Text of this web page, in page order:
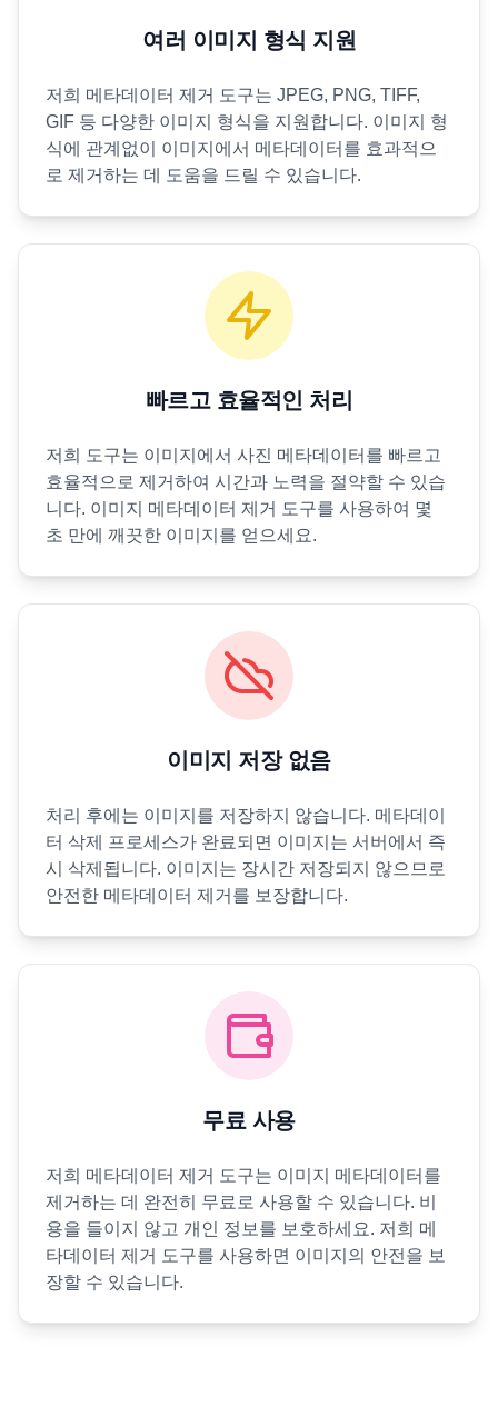
여러 이미지 형식 지원
저희 메타데이터 제거 도구는 JPEG, PNG, TIFF,
GIF 등 다양한 이미지 형식을 지원합니다. 이미지 형
식에 관계없이 이미지에서 메타데이터를 효과적으
로 제거하는 데 도움을 드릴 수 있습니다.
빠르고 효율적인 처리
저희 도구는 이미지에서 사진 메타데이터를 빠르고
효율적으로 제거하여 시간과 노력을 절약할 수 있습
니다. 이미지 메타데이터 제거 도구를 사용하여 몇
초 만에 깨끗한 이미지를 얻으세요.
이미지 저장 없음
처리 후에는 이미지를 저장하지 않습니다. 메타데이
터 삭제 프로세스가 완료되면 이미지는 서버에서 즉
시 삭제됩니다. 이미지는 장시간 저장되지 않으므로
안전한 메타데이터 제거를 보장합니다.
무료 사용
저희 메타데이터 제거 도구는 이미지 메타데이터를
제거하는 데 완전히 무료로 사용할 수 있습니다. 비
용을 들이지 않고 개인 정보를 보호하세요. 저희 메
타데이터 제거 도구를 사용하면 이미지의 안전을 보
장할 수 있습니다.